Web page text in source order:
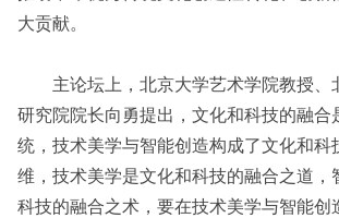
大贡献。
主论坛上，北京大学艺术学院教授、
研究院院长向勇提出，文化和科技的融合
统，技术美学与智能创造构成了文化和科
维，技术美学是文化和科技的融合之道，
科技的融合之术，要在技术美学与智能创